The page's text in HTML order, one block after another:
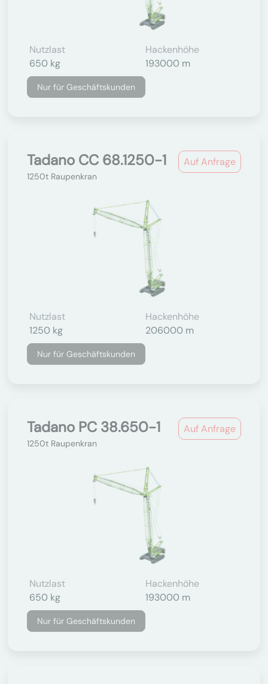
Nutzlast
650 kg
Hackenhöhe
193000 m
Nur für Geschäftskunden
Auf Anfrage
Tadano CC 68.1250-1
1250t Raupenkran
Nutzlast
1250 kg
Hackenhöhe
206000 m
Nur für Geschäftskunden
Auf Anfrage
Tadano PC 38.650-1
1250t Raupenkran
Nutzlast
650 kg
Hackenhöhe
193000 m
Nur für Geschäftskunden